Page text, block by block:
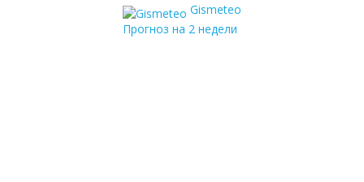
Gismeteo
Прогноз на 2 недели